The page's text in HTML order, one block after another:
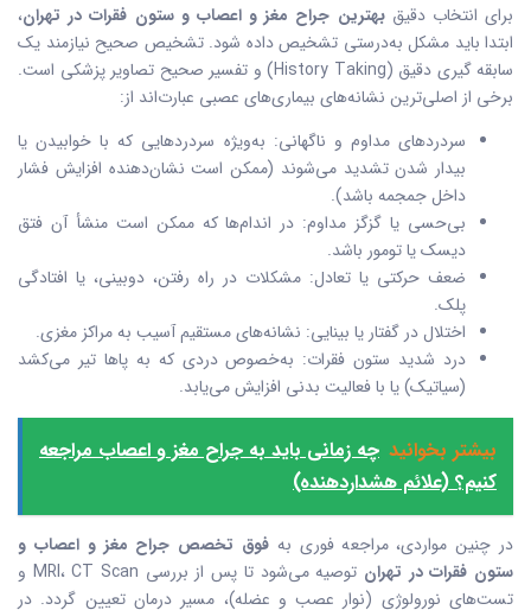
برای انتخاب دقیقبهترین جراح مغز و اعصاب و ستون فقرات در تهران،
ابتدا باید مشکل به‌درستی تشخیص داده شود. تشخیص صحیح نیازمند یک
سابقه گیری دقیق (History Taking) و تفسیر صحیح تصاویر پزشکی است.
برخی از اصلی‌ترین نشانه‌های بیماری‌های عصبی عبارت‌اند از:
سردردهای مداوم و ناگهانی: به‌ویژه سردردهایی که با خوابیدن یا
بیدار شدن تشدید می‌شوند (ممکن است نشان‌دهنده افزایش فشار
داخل جمجمه باشد).
بی‌حسی یا گزگز مداوم: در اندام‌ها که ممکن است منشأ آن فتق
دیسک یا تومور باشد.
ضعف حرکتی یا تعادل: مشکلات در راه رفتن، دوبینی، یا افتادگی
پلک.
اختلال در گفتار یا بینایی: نشانه‌های مستقیم آسیب به مراکز مغزی.
درد شدید ستون فقرات: به‌خصوص دردی که به پاها تیر می‌کشد
(سیاتیک) یا با فعالیت بدنی افزایش می‌یابد.
بیشتر بخوانید چه زمانی باید به جراح مغز و اعصاب مراجعه
کنیم؟ (علائم هشداردهنده)
در چنین مواردی، مراجعه فوری به فوق تخصص جراح مغز و اعصاب و
ستون فقرات در تهران
توصیه می‌شود تا پس از بررسی MRI، CT Scan و
تست‌های نورولوژی (نوار عصب و عضله)، مسیر درمان تعیین گردد. در